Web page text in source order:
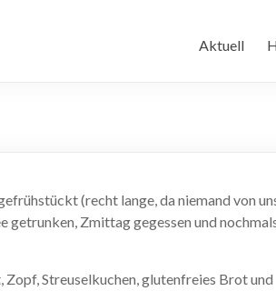
Aktuell
(recht lange, da niemand von
getrunken, Zmittag gegessen und
Streuselkuchen, glutenfreies Brot und